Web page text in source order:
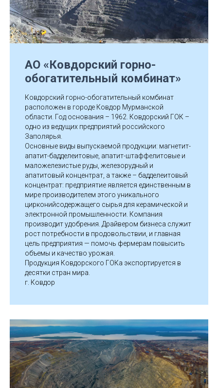
АО «Ковдорский горно-
обогатительный комбинат»
Ковдорский горно-обогатительный комбинат
расположен в городе Ковдор Мурманской
области. Год основания – 1962. Ковдорский ГОК –
одно из ведущих предприятий российского
Заполярья.
Основные виды выпускаемой продукции: магнетит-
апатит-бадделеитовые, апатит-штаффелитовые и
маложелезистые руды, железорудный и
апатитовый концентрат, а также – бадделеитовый
концентрат: предприятие является единственным в
мире производителем этого уникального
цирконийсодержащего сырья для керамической и
электронной промышленности. Компания
производит удобрения. Драйвером бизнеса служит
рост потребности в продовольствии, и главная
цель предприятия — помочь фермерам повысить
объемы и качество урожая.
Продукция Ковдорского ГОКа экспортируется в
десятки стран мира.
г. Ковдор